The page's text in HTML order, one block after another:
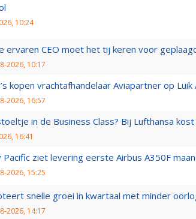
10:24
ervaren CEO moet het tij keren voor
2026, 10:17
kopen vrachtafhandelaar Aviapartner op
2026, 16:57
in de Business Class? Bij Lufthansa
16:41
Pacific ziet levering eerste Airbus A350F
2026, 15:25
snelle groei in kwartaal met minder
2026, 14:17